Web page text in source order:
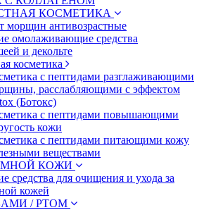
КОСМЕТИКА
морщин антивозрастные
омолаживающие средства
и декольте
косметика
с пептидами разглаживающими
расслабляющими с эффектом
(Ботокс)
с пептидами повышающими
кожи
с пептидами питающими кожу
веществами
КОЖИ
средства для очищения и ухода за
кожей
/ РТОМ